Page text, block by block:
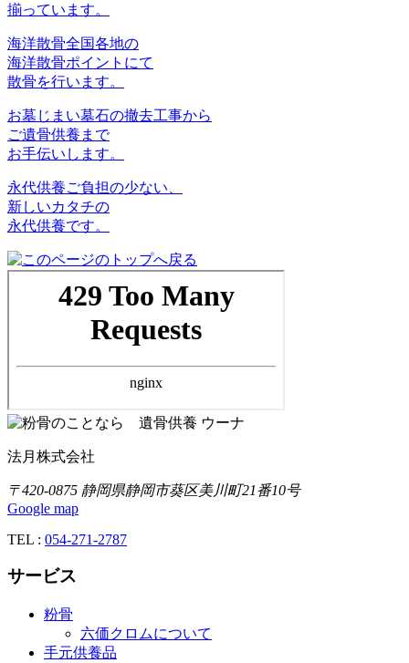
揃っています。
海洋散骨全国各地の
海洋散骨ポイントにて
散骨を行います。
お墓じまい墓石の撤去工事から
ご遺骨供養まで
お手伝いします。
永代供養ご負担の少ない、
新しいカタチの
永代供養です。
法月株式会社
〒420-0875 静岡県静岡市葵区美川町21番10号
Google map
TEL : 054-271-2787
サービス
粉骨
六価クロムについて
手元供養品